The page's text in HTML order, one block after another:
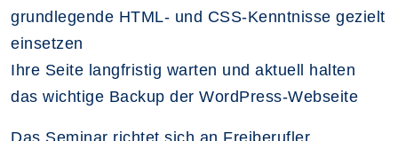
grundlegende HTML- und CSS-Kenntnisse gezielt
einsetzen
Ihre Seite langfristig warten und aktuell halten
das wichtige Backup der WordPress-Webseite
Das Seminar richtet sich an Freiberufler,